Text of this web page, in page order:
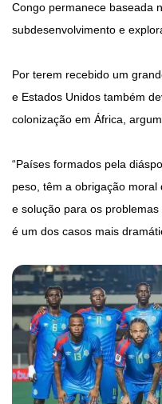
Congo permanece baseada
subdesenvolvimento e
Por terem recebido um
e Estados Unidos também
colonização em África,
“Países formados pela
peso, têm a obrigação
e solução para os problemas
é um dos casos mais